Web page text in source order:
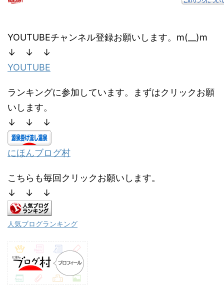
YOUTUBEチャンネル登録お願いします。m(__)m
↓ ↓ ↓
YOUTUBE
ランキングに参加しています。まずはクリックお願
いします。
↓ ↓ ↓
にほんブログ村
こちらも毎回クリックお願いします。
↓ ↓ ↓
人気ブログランキング